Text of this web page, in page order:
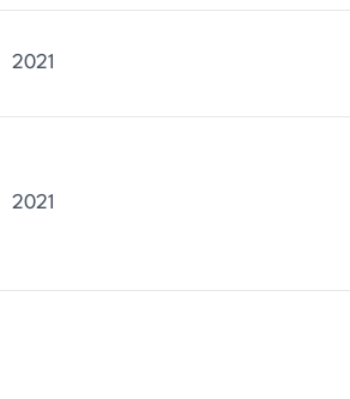
2021
2021